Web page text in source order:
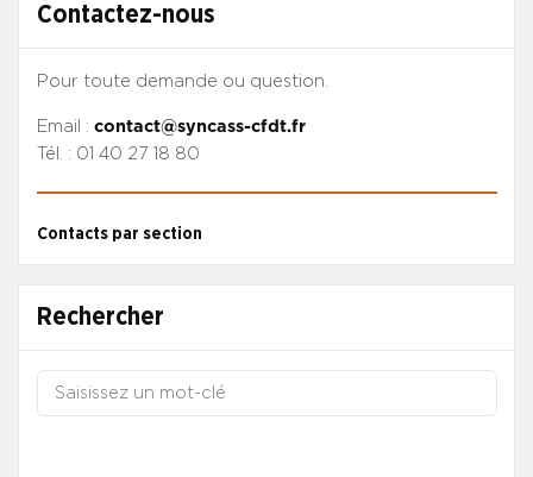
Contactez-nous
Pour toute demande ou question.
Email : contact@syncass-cfdt.fr
Tél. : 01 40 27 18 80
Contacts par section
Rechercher